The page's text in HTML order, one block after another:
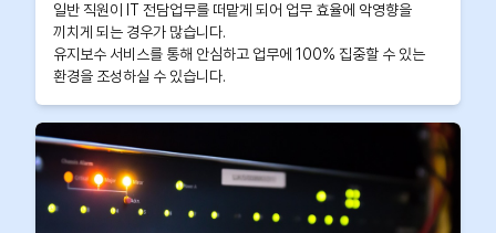
일반 직원이 IT 전담업무를 떠맡게 되어 업무 효율에 악영향을
끼치게 되는 경우가 많습니다.
유지보수 서비스를 통해 안심하고 업무에 100% 집중할 수 있는
환경을 조성하실 수 있습니다.